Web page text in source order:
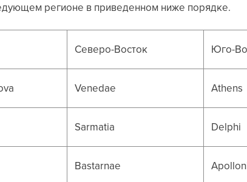
регионе в приведенном ниже порядке.
Северо-Восток Юго-
Venedae Athens
Sarmatia Delphi
Bastarnae